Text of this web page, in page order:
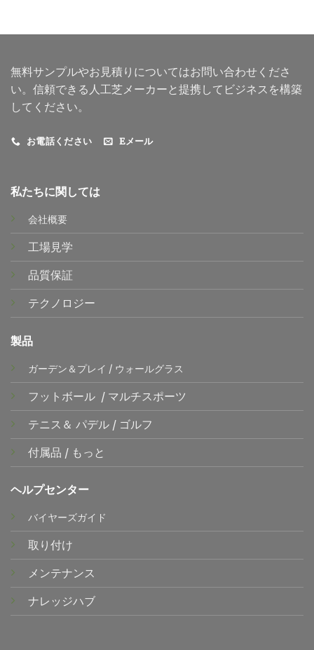
無料サンプルやお見積りについてはお問い合わせくださ
い。信頼できる人工芝メーカーと提携してビジネスを構築
してください。
お電話ください Eメール
私たちに関しては
会社概要
工場見学
品質保証
テクノロジー
製品
ガーデン＆プレイ / ウォールグラス
フットボール / マルチスポーツ
テニス＆ パデル / ゴルフ
付属品 / もっと
ヘルプセンター
バイヤーズガイド
取り付け
メンテナンス
ナレッジハブ